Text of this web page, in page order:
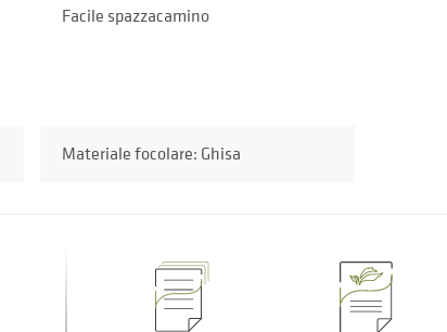
Facile spazzacamino
Materiale focolare: Ghisa